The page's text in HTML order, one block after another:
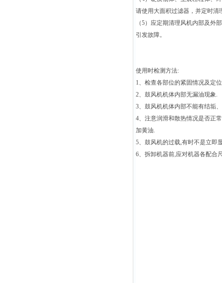
请使用大面积过滤器，并定时清
（5）应定期清理风机内部及外
引发故障。
使用时检测方法:
1、检查各部位的紧固情况及定
2、鼓风机机体内部无漏油现象.
3、鼓风机机体内部不能有结垢
4、注意润滑和散热情况是否正
加黄油.
5、鼓风机的过载,有时不是立即
6、拆卸机器前,应对机器各配合